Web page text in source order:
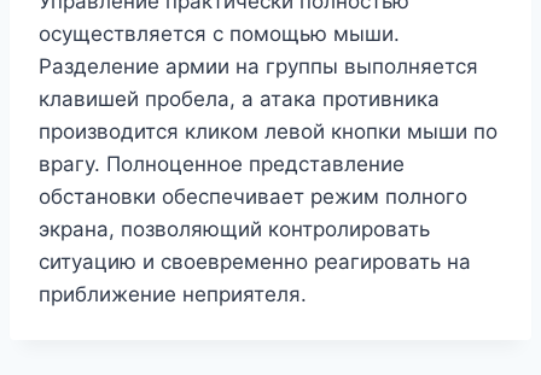
осуществляется с помощью мыши.
Разделение армии на группы выполняется
клавишей пробела, а атака противника
производится кликом левой кнопки мыши по
врагу. Полноценное представление
обстановки обеспечивает режим полного
экрана, позволяющий контролировать
ситуацию и своевременно реагировать на
приближение неприятеля.